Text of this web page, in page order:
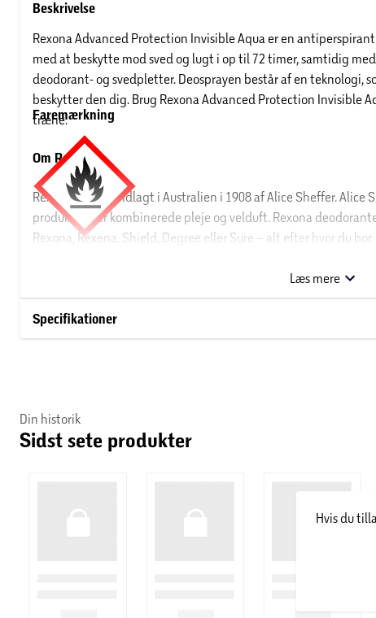
Beskrivelse
Rexona Advanced Protection Invisible Aqua er en
med at beskytte mod sved og lugt i op til 72 timer, samtidig
deodorant- og svedpletter. Deosprayen består af en teknologi,
beskytter den dig. Brug Rexona Advanced Protection Invisible
træne.
Om Rexona
Rexona blev grundlagt i Australien i 1908 af Alice Sheffer. Alice
produkter, der kombinerede pleje og velduft. Rexona
Rexona, Rexena, Shield, Degree eller Sure – alt efter hvor du bor.
Faremærkning
Spray ikke mod åben ild eller andre antændelseskilder. P210:
overflader. Rygning forbudt. P251: Beholder under tryk: Må
brug. P410+P412: Beskyttes mod sollys. Må ikke udsættes for
Opbevares utilgængeligt for børn.
Læs mere
Specifikationer
Din historik
Sidst sete produkter
Hvis du